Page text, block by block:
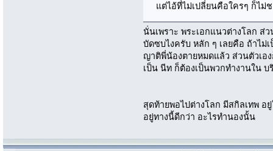
แต่ไอ้ที่ไม่เปลี่ยนคือใครๆ ก็ไม่
นั่นเพราะ พระเอกแนวต่างโลก
บัดซบไงครับ หลัก ๆ เลยคือ ถ้าไม่
ญาติพี่น้องตายหมดแล้ว ส่วนตัวเอ
เป็น นีท ก็ต้องเป็นพวกทำงานใน
สุดท้ายพอไปต่างโลก มีสกิลเทพ อ
อยู่ทางนี้ดีกว่า อะไรทำนองนั้น